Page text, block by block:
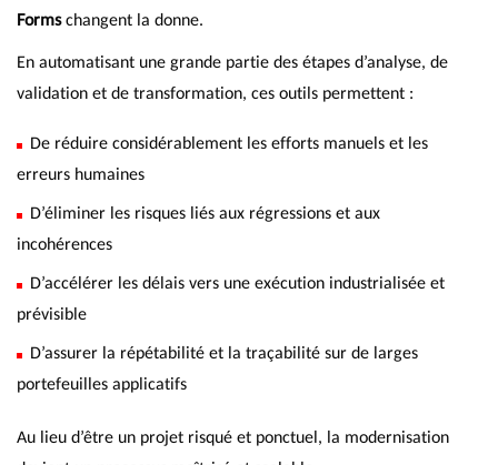
Formschangent la donne.
En automatisant une grande partie des étapes d’analyse, de
validation et de transformation, ces outils permettent :
De réduire considérablement les efforts manuels et les
erreurs humaines
D’éliminer les risques liés aux régressions et aux
incohérences
D’accélérer les délais vers une exécution industrialisée et
prévisible
D’assurer la répétabilité et la traçabilité sur de larges
portefeuilles applicatifs
Au lieu d’être un projet risqué et ponctuel, la modernisation